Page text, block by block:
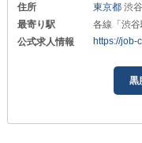
住所
東京都渋
最寄り駅
各線「渋
公式求人情報
https://job-
黒